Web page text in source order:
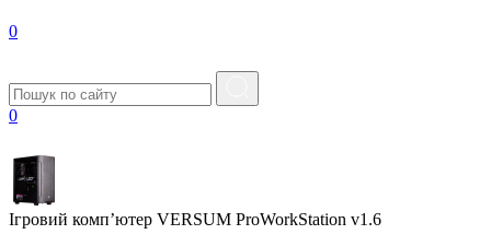
0
0
Ігровий комп’ютер VERSUM ProWorkStation v1.6